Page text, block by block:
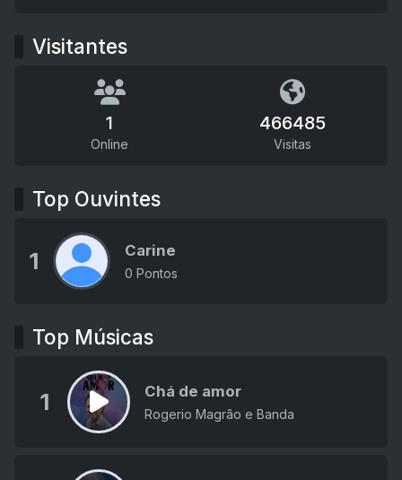
Visitantes
1
Online
466485
Visitas
Top Ouvintes
1 Carine
0 Pontos
Top Músicas
1 Chá de amor
Rogerio Magrão e Banda